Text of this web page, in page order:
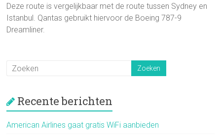
Deze route is vergelijkbaar met de route tussen Sydney en
Istanbul. Qantas gebruikt hiervoor de Boeing 787-9
Dreamliner.
Recente berichten
American Airlines gaat gratis WiFi aanbieden